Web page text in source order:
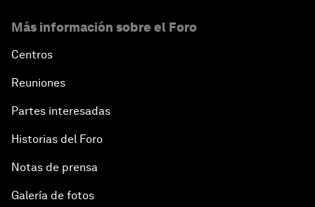
Más información sobre el Foro
Centros
Reuniones
Partes interesadas
Historias del Foro
Notas de prensa
Galería de fotos